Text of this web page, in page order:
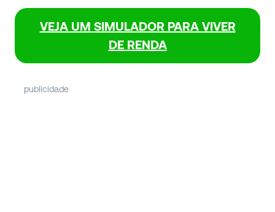
VEJA UM SIMULADOR PARA VIVER
DE RENDA
publicidade